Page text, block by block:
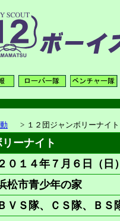
> １２団ジャンボリーナイト
ーナイト
０１４年７月６日（
松市青少年の家
ＢＶＳ隊、ＣＳ隊、Ｂ